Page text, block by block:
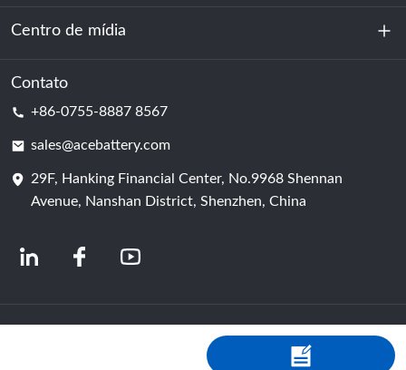
Sustentabilidade
Armazenamento de energia
Centro de dados e sala de servidores
Célula de bateria
Centro de mídia
Notícias
Contato
+86-0755-8887 8567
sales@acebattery.com
29F, Hanking Financial Center, No.9968 Shennan
Avenue, Nanshan District, Shenzhen, China
© 2024 Fabricantes Chineses de Baterias de Íon-Lítio | Fábrica e empresa de
baterias de lítio | ACE Battery Powered by Shopastro
política de Privacidade